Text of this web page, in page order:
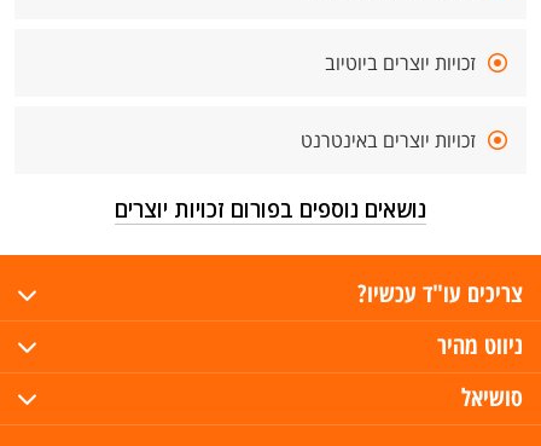
זכויות יוצרים ביוטיוב
זכויות יוצרים באינטרנט
נושאים נוספים בפורום זכויות יוצרים
צריכים עו"ד עכשיו?
ניווט מהיר
סושיאל